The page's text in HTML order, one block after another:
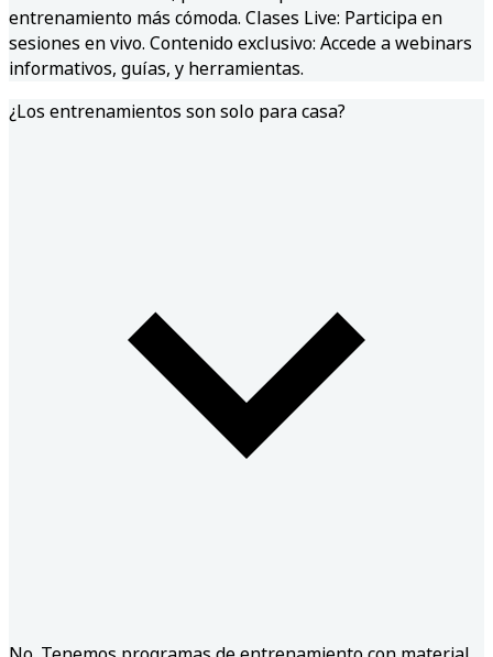
entrenamiento más cómoda. Clases Live: Participa en
sesiones en vivo. Contenido exclusivo: Accede a webinars
informativos, guías, y herramientas.
¿Los entrenamientos son solo para casa?